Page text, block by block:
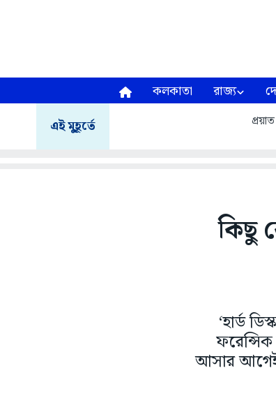
কলকাতা রাজ্য
এই মুহূর্তে
কিছু
‘হার্ড
ফরেন্সিক
আসার আগেই